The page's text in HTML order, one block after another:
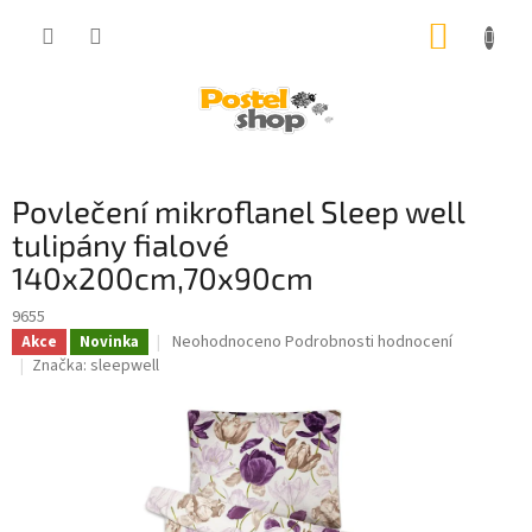
Povlečení mikroflanel Sleep well
tulipány fialové
140x200cm,70x90cm
9655
Akce Novinka
Průměrné
0,0
hvězdiček.
Neohodnoceno Podrobnosti hodnocení
Značka: sleepwell